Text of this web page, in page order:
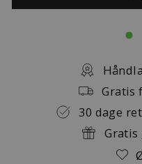
Gratis
30 dage
Gratis